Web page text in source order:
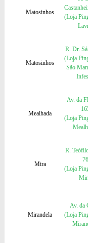
Matosinhos
(Loja
Matosinhos
R. Dr.
(Loja
São
Mealhada
Av. da
(Loja
Mira
R.
76
(Loja
Mirandela
Av. da
(Loja